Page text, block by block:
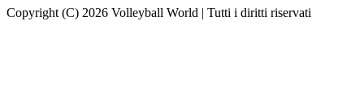
Copyright (C) 2026 Volleyball World | Tutti i diritti riservati